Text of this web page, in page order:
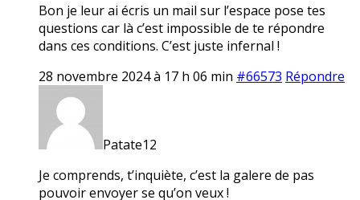
Bon je leur ai écris un mail sur l’espace pose tes
questions car là c’est impossible de te répondre
dans ces conditions. C’est juste infernal !
28 novembre 2024 à 17 h 06 min #66573 Répondre
Patate12
Je comprends, t’inquiète, c’est la galere de pas
pouvoir envoyer se qu’on veux !